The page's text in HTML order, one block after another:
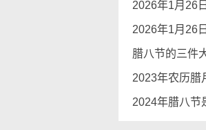
发生变化，
是一个文化
文化的魅力
腊八节的存
传承和保护
腊八节的三件
2024年腊八节